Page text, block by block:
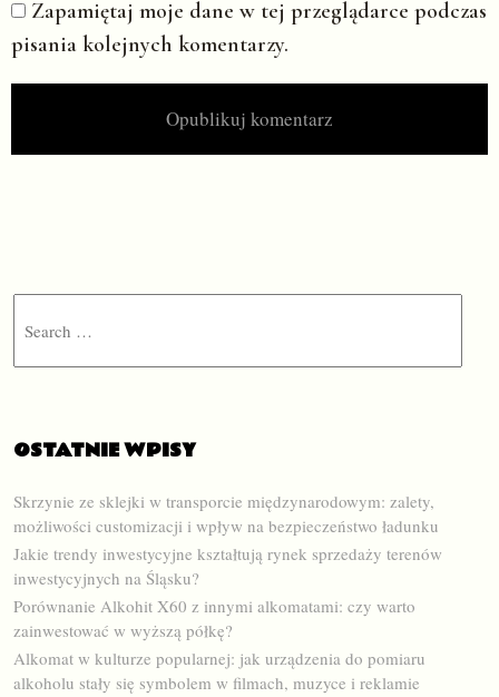
Zapamiętaj moje dane w tej przeglądarce podczas
pisania kolejnych komentarzy.
OSTATNIE WPISY
Skrzynie ze sklejki w transporcie międzynarodowym: zalety,
możliwości customizacji i wpływ na bezpieczeństwo ładunku
Jakie trendy inwestycyjne kształtują rynek sprzedaży terenów
inwestycyjnych na Śląsku?
Porównanie Alkohit X60 z innymi alkomatami: czy warto
zainwestować w wyższą półkę?
Alkomat w kulturze popularnej: jak urządzenia do pomiaru
alkoholu stały się symbolem w filmach, muzyce i reklamie